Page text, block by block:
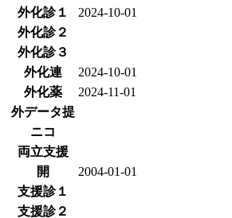
外化診１
2024-10-01
外化診２
外化診３
外化連
2024-10-01
外化薬
2024-11-01
外データ提
ニコ
両立支援
開
2004-01-01
支援診１
支援診２